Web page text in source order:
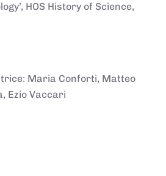
HOS History of Science,
Maria Conforti, Matteo
Ezio Vaccari